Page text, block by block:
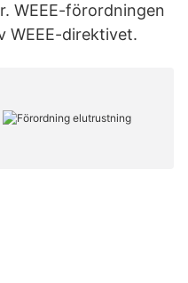
WEEE-förordningen
WEEE-direktivet.